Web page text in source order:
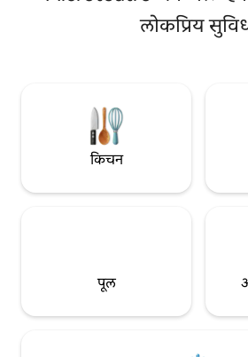
आहे. तुम्ही मागील दिवसांमधून बुक केले
मध्यरात्री ते सकाळी 8 च्या दरम्यान चेक इन करणे
लोकप्रिय
किचन
पूल